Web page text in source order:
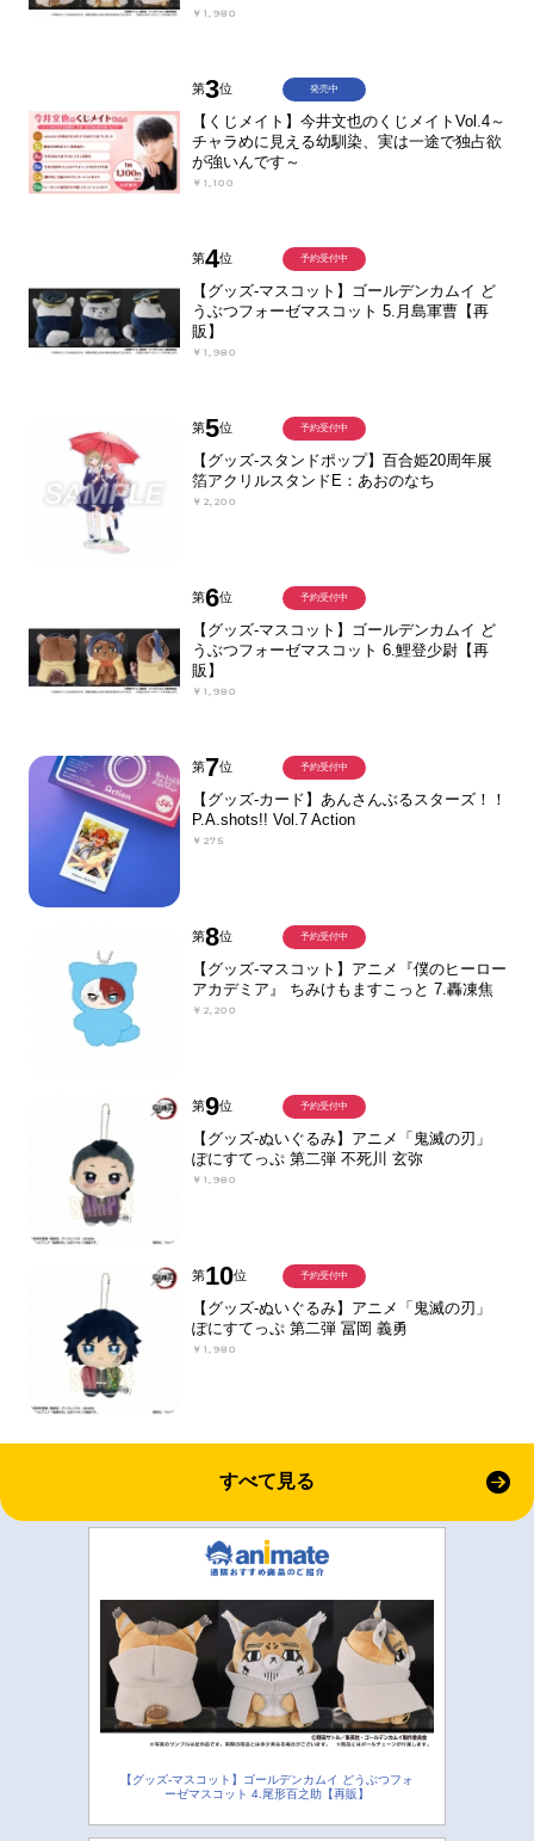
￥1,980
第3位
【くじメイト】今井文也のくじメイトVol.4～
チャラめに見える幼馴染、実は一途で独占欲
が強いんです～
￥1,100
発売中
第4位
【グッズ-マスコット】ゴールデンカムイ ど
うぶつフォーゼマスコット 5.月島軍曹【再
販】
￥1,980
予約受付中
第5位
【グッズ-スタンドポップ】百合姫20周年展
箔アクリルスタンドE：あおのなち
￥2,200
予約受付中
第6位
【グッズ-マスコット】ゴールデンカムイ ど
うぶつフォーゼマスコット 6.鯉登少尉【再
販】
￥1,980
予約受付中
第7位
【グッズ-カード】あんさんぶるスターズ！！
P.A.shots!! Vol.7 Action
￥275
予約受付中
第8位
【グッズ-マスコット】アニメ『僕のヒーロー
アカデミア』 ちみけもますこっと 7.轟凍焦
￥2,200
予約受付中
第9位
【グッズ-ぬいぐるみ】アニメ「鬼滅の刃」
ぽにすてっぷ 第二弾 不死川 玄弥
￥1,980
予約受付中
第10位
【グッズ-ぬいぐるみ】アニメ「鬼滅の刃」
ぽにすてっぷ 第二弾 冨岡 義勇
￥1,980
予約受付中
すべて見る
【グッズ-マスコット】ゴールデンカムイ どうぶつフォ
ーゼマスコット 4.尾形百之助【再販】